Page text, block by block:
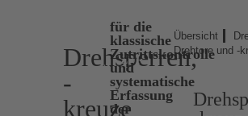
Drehsperren,
-
kreuze
ZUR
ÜBERSICHT
für die
klassische
Zutrittskontrolle
und
systematische
Erfassung
der
Übersicht
Drehtore und -